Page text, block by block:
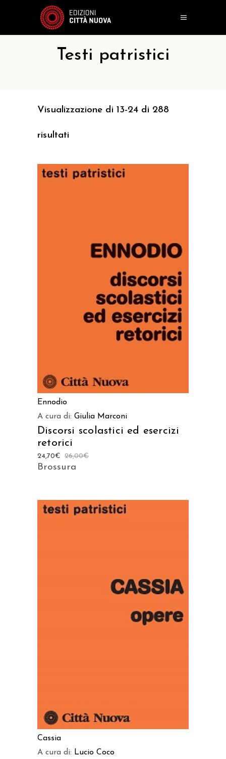
Testi patristici
Visualizzazione di 13-24 di 288
risultati
AGGIUNGI AL CARRELLO
Ennodio
A cura di: Giulia Marconi
Discorsi scolastici ed esercizi
retorici
26,00€
24,70€
Brossura
AGGIUNGI AL CARRELLO
Cassia
A cura di: Lucio Coco